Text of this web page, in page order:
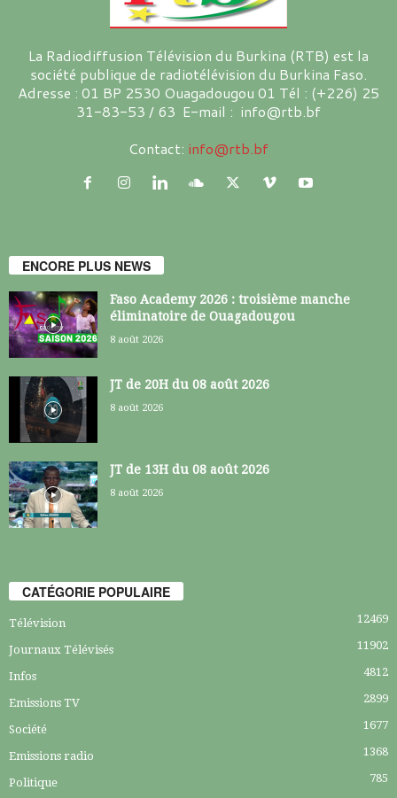
La Radiodiffusion Télévision du Burkina (RTB) est la
société publique de radiotélévision du Burkina Faso.
Adresse : 01 BP 2530 Ouagadougou 01 Tél : (+226) 25
31-83-53 / 63 E-mail : info@rtb.bf
Contact: info@rtb.bf
ENCORE PLUS NEWS
Faso Academy 2026 : troisième manche
éliminatoire de Ouagadougou
8 août 2026
JT de 20H du 08 août 2026
8 août 2026
JT de 13H du 08 août 2026
8 août 2026
CATÉGORIE POPULAIRE
Télévision 12469
Journaux Télévisés 11902
Infos 4812
Emissions TV 2899
Société 1677
Emissions radio 1368
Politique 785